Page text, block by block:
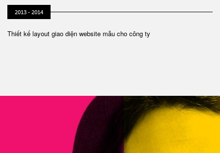
2013 - 2014
Thiết kế layout giao diện website mẫu cho công ty